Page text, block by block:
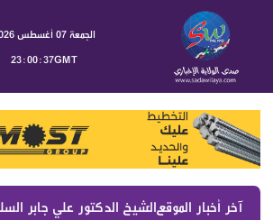
الجمعة 07 أغسطس 2026
23:00:38GMT
آخر أخبار الموقع :